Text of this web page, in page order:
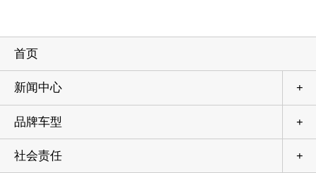
首页
+
新闻中心
+
品牌车型
+
社会责任